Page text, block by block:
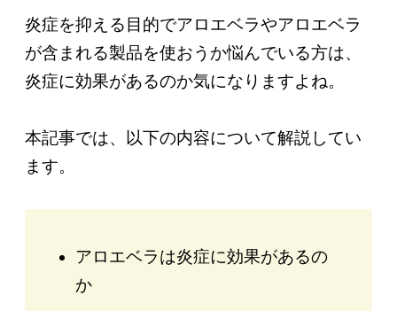
炎症を抑える目的でアロエベラやアロエベラ
が含まれる製品を使おうか悩んでいる方は、
炎症に効果があるのか気になりますよね。
本記事では、以下の内容について解説してい
ます。
アロエベラは炎症に効果があるの
か